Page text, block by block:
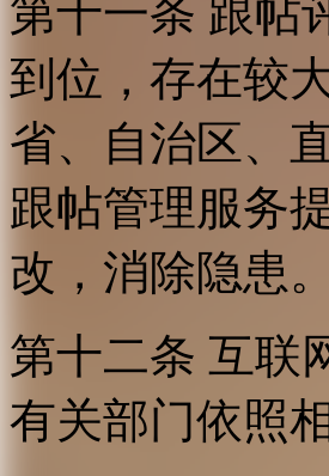
第十一条 跟帖
到位，存在较
省、自治区、
跟帖管理服务
改，消除隐患。
第十二条 互联
有关部门依照